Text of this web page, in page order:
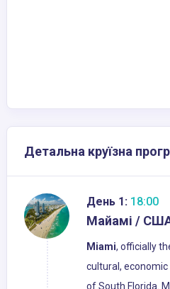
Детальна круїзна
День 1: 18:00
Майамі /
Miami, officially
cultural,
of South Florida.